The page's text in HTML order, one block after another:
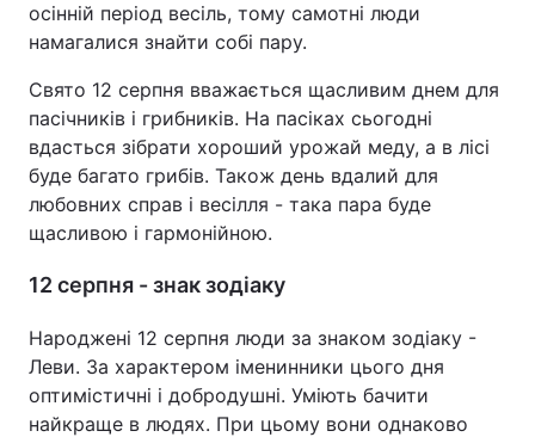
осінній період весіль, тому самотні люди
намагалися знайти собі пару.
Свято 12 серпня вважається щасливим днем для
пасічників і грибників. На пасіках сьогодні
вдасться зібрати хороший урожай меду, а в лісі
буде багато грибів. Також день вдалий для
любовних справ і весілля - така пара буде
щасливою і гармонійною.
12 серпня - знак зодіаку
Народжені 12 серпня люди за знаком зодіаку -
Леви. За характером іменинники цього дня
оптимістичні і добродушні. Уміють бачити
найкраще в людях. При цьому вони однаково